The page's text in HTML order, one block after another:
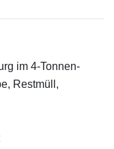
im 4-Tonnen-
Restmüll,